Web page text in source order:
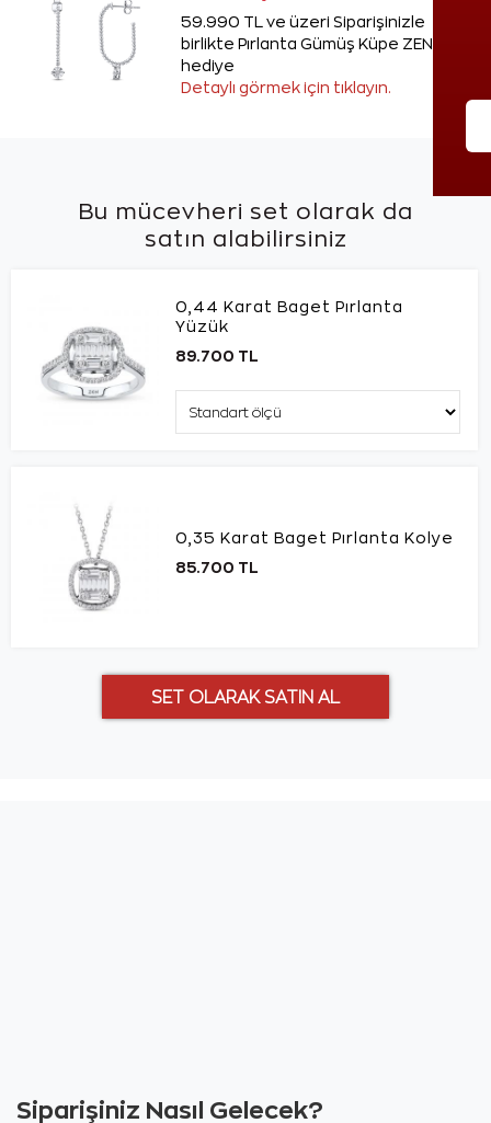
59.990 TL ve üzeri Siparişinizle
birlikte Pırlanta Gümüş Küpe ZEN'den
hediye
Detaylı görmek için tıklayın.
Bu mücevheri set olarak da
satın alabilirsiniz
0,44 Karat Baget Pırlanta
Yüzük
89.700 TL
0,35 Karat Baget Pırlanta Kolye
85.700 TL
Siparişiniz Nasıl Gelecek?